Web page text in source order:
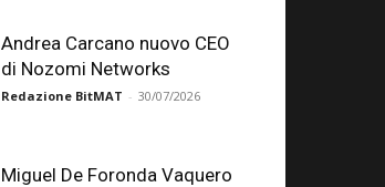
Andrea Carcano nuovo CEO
di Nozomi Networks
Redazione BitMAT - 30/07/2026
Miguel De Foronda Vaquero